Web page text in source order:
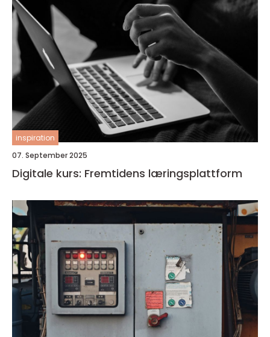
inspiration
07. September 2025
Digitale kurs: Fremtidens læringsplattform